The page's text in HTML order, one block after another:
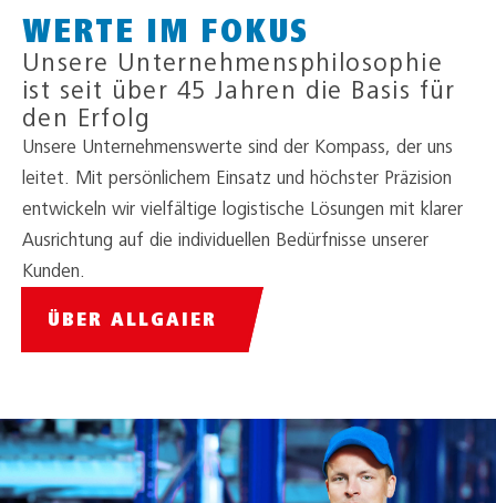
WERTE IM FOKUS
Unsere Unternehmensphilosophie
ist seit über 45 Jahren die Basis für
den Erfolg
Unsere Unternehmenswerte sind der Kompass, der uns
leitet. Mit persönlichem Einsatz und höchster Präzision
entwickeln wir vielfältige logistische Lösungen mit klarer
Ausrichtung auf die individuellen Bedürfnisse unserer
Kunden.
ÜBER ALLGAIER